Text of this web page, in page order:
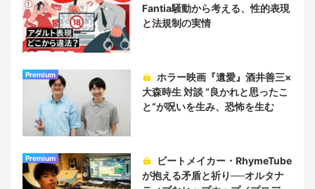
Fantia騒動から考える、性的表現
と法規制の実情
Premium
大森時生 対談 “良かれと思ったこ
と“が呪いを生み、恐怖を生む
Premium
が抱える矛盾と祈り──オルタナ